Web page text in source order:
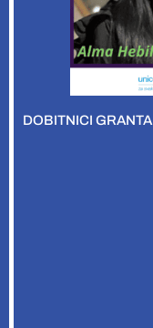
DOBITNICI GRANTA